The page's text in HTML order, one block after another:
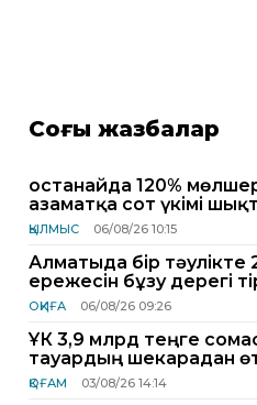
Соңғы жазбалар
Қостанайда 120%
азаматқа сот үкімі
ҚЫЛМЫС 06/08/26 10:15
Алматыда бір
ережесін бұзу дерегі
ОҚИҒА 06/08/26 09:26
ҰҚК 3,9 млрд теңге
тауардың шекарадан
ҚОҒАМ 03/08/26 14:14